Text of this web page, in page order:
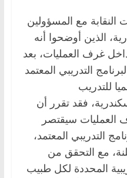
النقابة مع المسؤولين
الذين أوضحوا أنه
داخل غرف العمليات، بعد
التدريبي المعتمد
للتدريب
فقد تقرر أن
العمليات سيقتصر
التدريبي المعتمد،
مع التحقق من
المحددة لكل طبيب